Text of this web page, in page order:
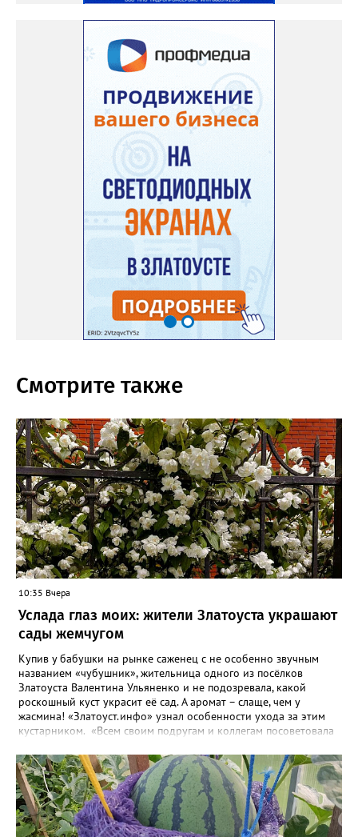
Смотрите также
10:35 Вчера
Услада глаз моих: жители Златоуста украшают
сады жемчугом
Купив у бабушки на рынке саженец с не особенно звучным
названием «чубушник», жительница одного из посёлков
Златоуста Валентина Ульяненко и не подозревала, какой
роскошный куст украсит её сад. А аромат – слаще, чем у
жасмина! «Златоуст.инфо» узнал особенности ухода за этим
кустарником. «Всем своим подругам и коллегам посоветовала
городе всё больше, - рассказала нашему порталу Валентина. – У
меня растёт, на мой взгляд, самый красивый сорт – «Жемчуг».
Моему кусту (на фото) четыре года, достаточно компактный.
Махровые цветки - диаметром шесть сантиметров. Цветёт в
июле не менее трёх недель. Oчень ароматный, что редко
встречается у сортовых особeй. Не бойтесь подстригать - он